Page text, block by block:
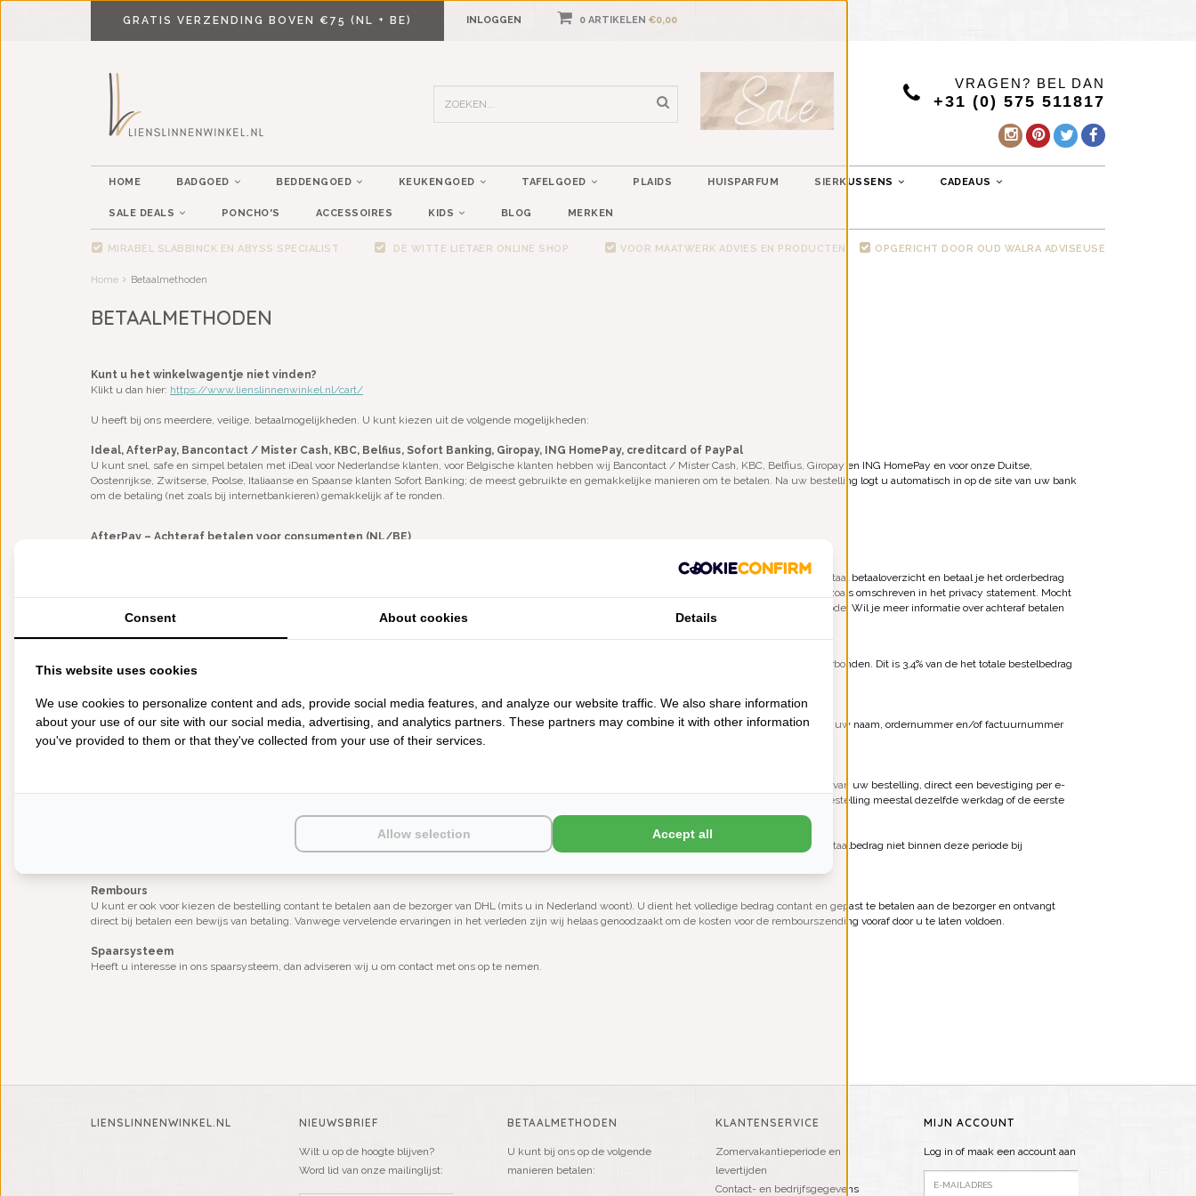
GRATIS VERZENDING BOVEN €75 (NL + BE) INLOGGEN 0 ARTIKELEN €0,00
VRAGEN? BEL DAN
+31 (0) 575 511817
HOME BADGOED BEDDENGOED KEUKENGOED TAFELGOED PLAIDS HUISPARFUM SIERKUSSENS CADEAUS
SALE DEALS PONCHO'S ACCESSOIRES KIDS BLOG MERKEN
MIRABEL SLABBINCK EN ABYSS SPECIALIST DE WITTE LIETAER ONLINE SHOP VOOR MAATWERK ADVIES EN PRODUCTEN OPGERICHT DOOR OUD WALRA ADVISEUSE
Home Betaalmethoden
BETAALMETHODEN
Kunt u het winkelwagentje niet vinden?
Klikt u dan hier: https://www.lienslinnenwinkel.nl/cart/
U heeft bij ons meerdere, veilige, betaalmogelijkheden. U kunt kiezen uit de volgende mogelijkheden:
Ideal, AfterPay, Bancontact / Mister Cash, KBC, Belfius, Sofort Banking, Giropay, ING HomePay, creditcard of PayPal
U kunt snel, safe en simpel betalen met iDeal voor Nederlandse klanten, voor Belgische klanten hebben wij Bancontact / Mister Cash, KBC, Belfius, Giropay en ING HomePay en voor onze Duitse,
Oostenrijkse, Zwitserse, Poolse, Italiaanse en Spaanse klanten Sofort Banking; de meest gebruikte en gemakkelijke manieren om te betalen. Na uw bestelling logt u automatisch in op de site van uw bank
om de betaling (net zoals bij internetbankieren) gemakkelijk af te ronden.
AfterPay – Achteraf betalen voor consumenten (NL/BE)
AfterPay voert voor LiensLinnenwinkel.nl het volledige achteraf betaalproces uit. Wanneer je je bestelling afrondt via AfterPay ontvang je van hen een digitaal betaaloverzicht en betaal je het orderbedrag
aan AfterPay. Ter goedkeuring van je verzoek om achteraf te betalen voert AfterPay een gegevenscontrole uit. AfterPay hanteert een strikt privacybeleid zoals omschreven in het privacy statement. Mocht
onverhoopt jouw verzoek tot betaling met AfterPay niet geautoriseerd worden, dan kun je jouw bestelling natuurlijk betalen met een andere betaalmethode. Wil je meer informatie over achteraf betalen
met AfterPay? Ga dan naar de
Uiteraard kunt u ook via Paypal of creditcard betalen, dit werkt even snel als Ideal en is ook volkomen veilig. Aan het betalen via PayPal zijn wel kosten verbonden. Dit is 3,4% van de het totale bestelbedrag
Vooruituitbetaling
Daarnaast kunt u het bedrag ook overmaken op rekeningnummer NL39ABNA0442038461 van Lien’s Linnen in Zutphen, Nederland onder vermelding van uw naam, ordernummer en/of factuurnummer
• Vooruitbetalen is veilig
Bij een vooruitbetaling maakt u het totaalbedrag, na invoering van uw bestelling op onze website, zelf over op onze rekening. U ontvangt, na het plaatsen van uw bestelling, direct een bevestiging per e-
mail van uw bestelling, het totaalbedrag dat voldaan dient te worden en de betalingsgegevens. Zodra wij het totaalbedrag hebben ontvangen wordt uw bestelling meestal dezelfde werkdag of de eerste
daarop volgende nog verstuurd (m.u.v. maatwerk artikelen of artikelen met een langere levertijd).
Let op: Indien u kiest voor vooruitbetalen, dan worden producten die voorradig zijn bij lienslinnenwinkel.nl 5 werkdagen voor u gereserveerd. Indien het totaalbedrag niet binnen deze periode bij
Rembours
U kunt er ook voor kiezen de bestelling contant te betalen aan de bezorger van DHL (mits u in Nederland woont). U dient het volledige bedrag contant en gepast te betalen aan de bezorger en ontvangt
direct bij betalen een bewijs van betaling. Vanwege vervelende ervaringen in het verleden zijn wij helaas genoodzaakt om de kosten voor de rembourszending vooraf door u te laten voldoen.
Spaarsysteem
Heeft u interesse in ons spaarsysteem, dan adviseren wij u om contact met ons op te nemen.
LIENSLINNENWINKEL.NL NIEUWSBRIEF
Wilt u op de hoogte blijven?
Word lid van onze mailinglijst:
BETAALMETHODEN
U kunt bij ons op de volgende
manieren betalen:
KLANTENSERVICE
Zomervakantieperiode en
levertijden
Contact- en bedrijfsgegevens
MIJN ACCOUNT
Log in of maak een account aan
Consent About cookies Details
This website uses cookies
We use cookies to personalize content and ads, provide social media features, and analyze our website traffic. We also share information
about your use of our site with our social media, advertising, and analytics partners. These partners may combine it with other information
you've provided to them or that they've collected from your use of their services.
Allow selection Accept all